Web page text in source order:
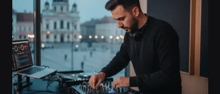
să
Mixezi
ca
un
în